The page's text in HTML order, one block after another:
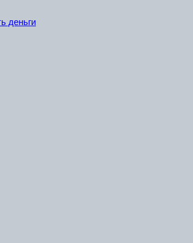
деньги